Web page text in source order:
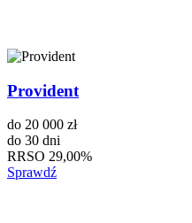
Provident
do 20 000 zł
do 30 dni
RRSO 29,00%
Sprawdź